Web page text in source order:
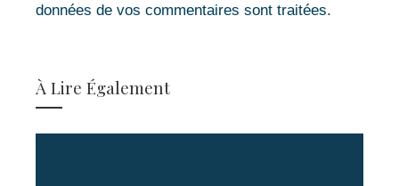
données de vos commentaires sont traitées.
À Lire Également